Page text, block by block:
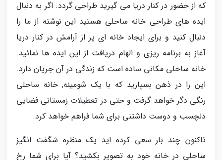
که از حضور در کنار دریا می گیرید طراحی گردد. اگر به دنبال
ایده های طراحی خانه ساحلی هستید این نوشته از ما را
دنبال کنید و برای ایجاد خانه ای پر از آرامش در کنار دریا
آغاز به برنامه ریزی و الهام دریافت از این ایده ها نمائید.
خانه ساحلی مکانی ساده است که زندگی در آن جریان دارد.
این را در ذهن بسپارید که با یک شومینه, خانه ساحلی
رنگی دگر خواهد گرفت و حتی در تعطیلات زمستانی فضایی
دلچسب و دوست داشتنی برای شما فراهم خواهد کرد.
تاکنون چند بار سعی کرده اید یک منظره شگفت انگیز
ساحلی در خانه خود به تصویر بکشید؟ آیا برای شما رخ